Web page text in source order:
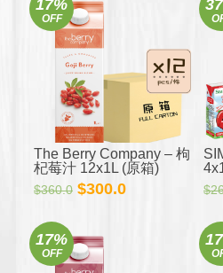
17%
OFF
The Berry Company – 枸
杞莓汁 12x1L (原箱)
$360.0 原
格：
$360.0。
$300.0目
$
17%
OFF